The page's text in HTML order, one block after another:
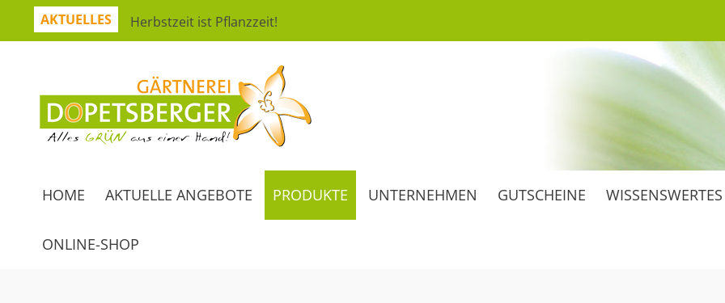
AKTUELLES
Herbstzeit ist Pflanzzeit!
Jetzt sparen mit unserer App
Hitzeresistente Pflanzen für unsere Gärten
Virtueller Rundgang in der Erlebnisgärtnerei
So bleibt Ihr grünes Paradies gesund und schön
Ferienspaß: Bienensuche in der Erlebnisgärtnerei
Workshop Herbststrauß
Herbstwoche 28. September – 3. Oktober
HOME AKTUELLE ANGEBOTE PRODUKTE UNTERNEHMEN GUTSCHEINE WISSENSWERTES
ONLINE-SHOP